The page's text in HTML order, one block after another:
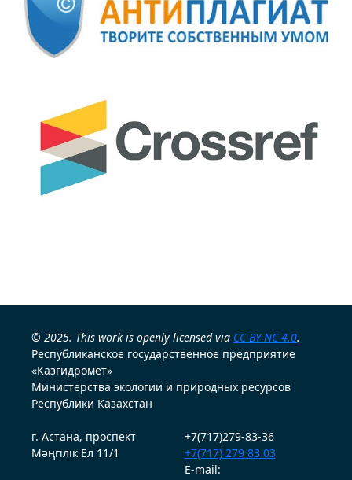
© 2025. This work is openly licensed via CC BY-NC 4.0.
Республиканское государственное предприятие
«Казгидромет»
Министерства экологии и природных ресурсов
Республики Казахстан
г. Астана, проспект
Мәңгілік Ел 11/1
+7(717)279-83-36
+7(717) 279 83 03
E-mail: